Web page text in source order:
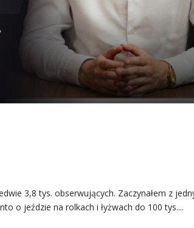
3,8 tys. obserwujących. Zaczynałem z
o jeździe na rolkach i łyżwach do 100 tys....